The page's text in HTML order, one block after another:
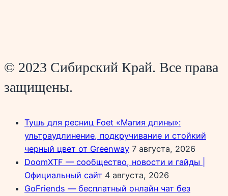
© 2023 Сибирский Край. Все права
защищены.
Тушь для ресниц Foet «Магия длины»:
ультраудлинение, подкручивание и стойкий
черный цвет от Greenway 7 августа, 2026
DoomXTF — сообщество, новости и гайды |
Официальный сайт 4 августа, 2026
GoFriends — бесплатный онлайн чат без